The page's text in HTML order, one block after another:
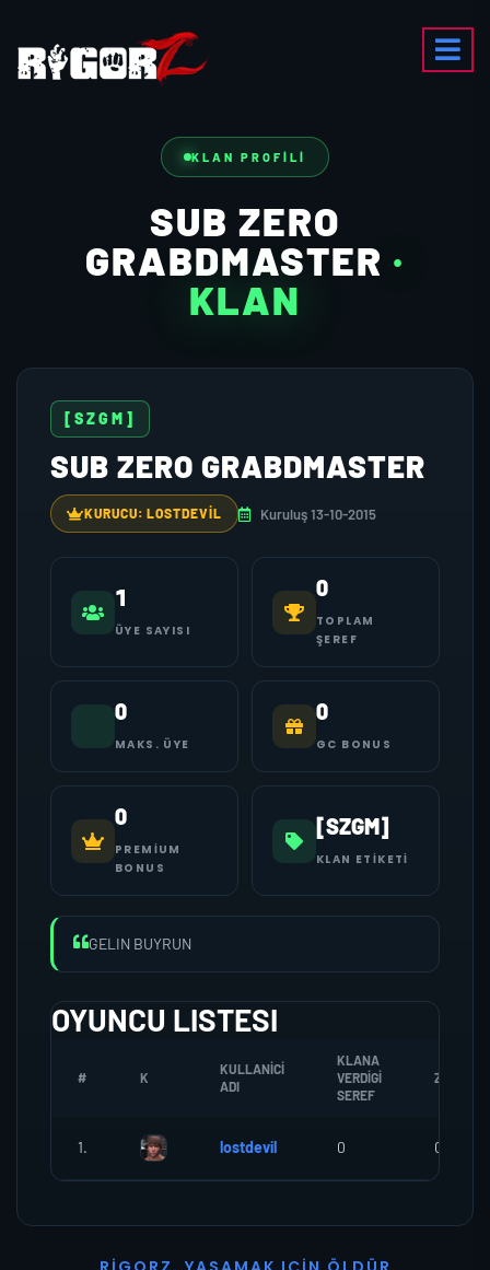
KLAN PROFILI
SUB ZERO
GRABDMASTER ·
KLAN
[SZGM]
SUB ZERO GRABDMASTER
KURUCU: LOSTDEVIL Kuruluş 13-10-2015
1
ÜYE SAYISI
0
TOPLAM
ŞEREF
0
MAKS. ÜYE
0
GC BONUS
0
PREMIUM
BONUS
[SZGM]
KLAN ETIKETI
GELIN BUYRUN
OYUNCU LISTESI
# K
KULLANICI
ADI
KLANA
VERDIGI
SEREF
ZOMBI
1. lostdevil 0 0